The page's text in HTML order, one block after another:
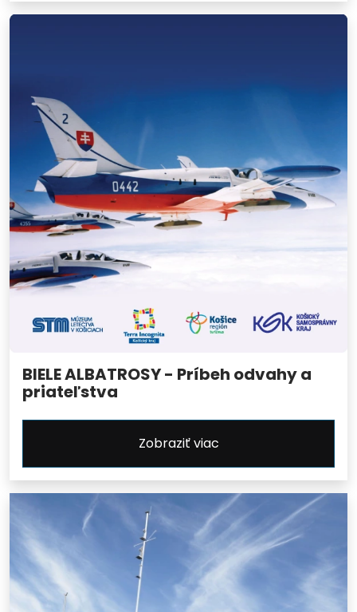
BIELE ALBATROSY - Príbeh odvahy a
priateľstva
Zobraziť viac